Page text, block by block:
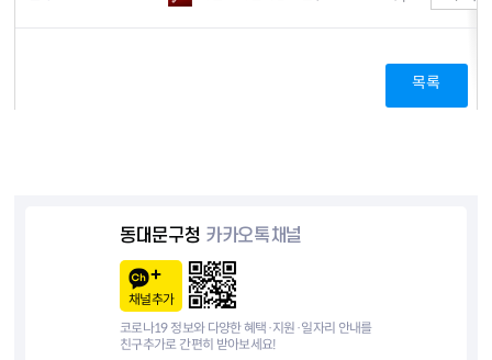
목록
동대문구청 카카오톡채널
채널추가
코로나19 정보와 다양한 혜택·지원·일자리 안내를
친구추가로 간편히 받아보세요!